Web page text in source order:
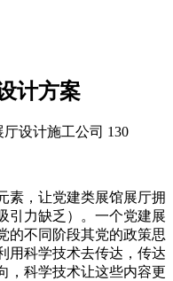
计方案
设计施工公司 130
素，让党建类展馆展厅拥
引力缺乏）。一个党建展
的不同阶段其党的政策思
用科学技术去传达，传达
，科学技术让这些内容更